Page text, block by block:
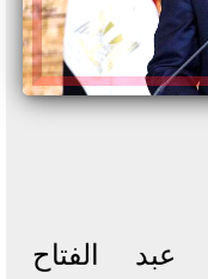
الفتاح